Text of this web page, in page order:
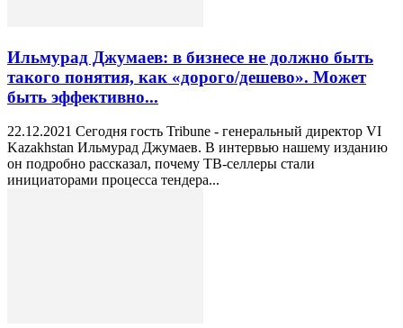
Ильмурад Джумаев: в бизнесе не должно быть
такого понятия, как «дорого/дешево». Может
быть эффективно...
22.12.2021 Сегодня гость Tribune - генеральный директор VI
Kazakhstan Ильмурад Джумаев. В интервью нашему изданию
он подробно рассказал, почему ТВ-селлеры стали
инициаторами процесса тендера...